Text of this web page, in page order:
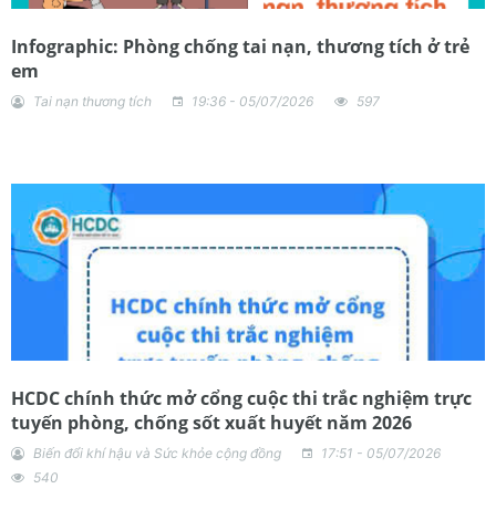
Infographic: Phòng chống tai nạn, thương tích ở trẻ
em
Tai nạn thương tích 19:36 - 05/07/2026 597
HCDC chính thức mở cổng cuộc thi trắc nghiệm trực
tuyến phòng, chống sốt xuất huyết năm 2026
Biến đổi khí hậu và Sức khỏe cộng đồng
17:51 - 05/07/2026
540